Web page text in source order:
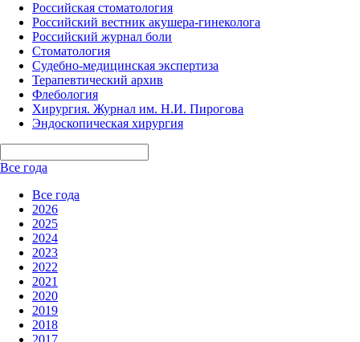
Российская стоматология
Российский вестник акушера-гинеколога
Российский журнал боли
Стоматология
Судебно-медицинская экспертиза
Терапевтический архив
Флебология
Хирургия. Журнал им. Н.И. Пирогова
Эндоскопическая хирургия
Все года
Все года
2026
2025
2024
2023
2022
2021
2020
2019
2018
2017